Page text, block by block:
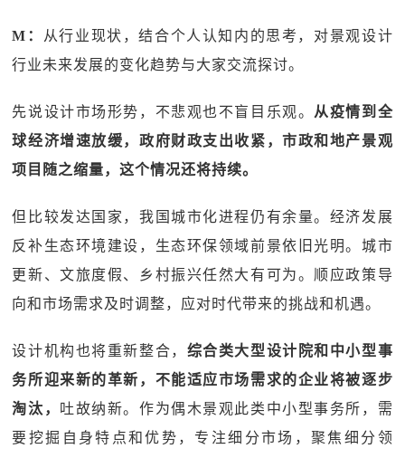
M：
从行业现状，结合个人认知内的思考，对景观设计
行业未来发展的变化趋势与大家交流探讨。
先说设计市场形势，不悲观也不盲目乐观。 从疫情到全
球经济增速放缓，政府财政支出收紧，市政和地产景观
项目随之缩量，这个情况还将持续。
但比较发达国家，我国城市化进程仍有余量。经济发展
反补生态环境建设，生态环保领域前景依旧光明。城市
更新、文旅度假、乡村振兴任然大有可为。顺应政策导
向和市场需求及时调整，应对时代带来的挑战和机遇。
设计机构也将重新整合， 综合类大型设计院和中小型事
务所迎来新的革新，不能适应市场需求的企业将被逐步
淘汰，
吐故纳新。作为偶木景观此类中小型事务所，需
要挖掘自身特点和优势，专注细分市场，聚焦细分领